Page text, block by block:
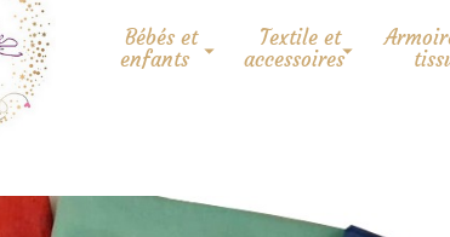
Bébés et
enfants
Textile et
accessoires